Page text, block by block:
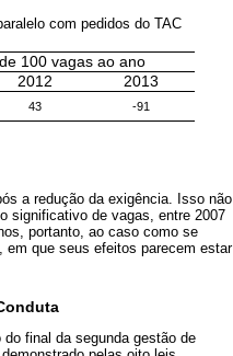
com pedidos do TAC
100 vagas ao ano
2012 2013
43 -91
a redução da exigência. Isso não
significativo de vagas, entre 2007
portanto, ao caso como se
em que seus efeitos parecem estar
final da segunda gestão de